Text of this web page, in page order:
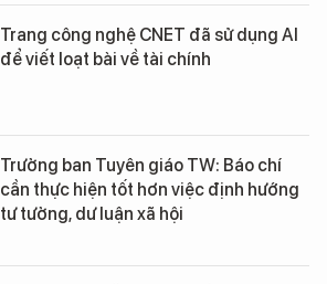
Trang công nghệ CNET đã sử dụng AI
để viết loạt bài về tài chính
Trưởng ban Tuyên giáo TW: Báo chí
cần thực hiện tốt hơn việc định hướng
tư tưởng, dư luận xã hội